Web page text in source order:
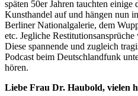
späten 50er Jahren tauchten einige
Kunsthandel auf und hängen nun
Berliner Nationalgalerie, dem
etc. Jegliche
Diese spannende und zugleich
Podcast beim Deutschlandfunk
hören.
Liebe Frau Dr. Haubold, vielen